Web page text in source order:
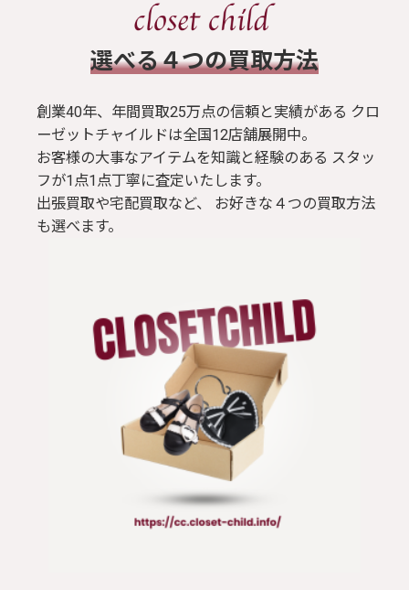
​選べる４つの買取方法
創業40年、年間買取25万点の信頼と実績がある クロ
ーゼットチャイルドは全国12店舗展開中。
お客様の大事なアイテムを知識と経験のある スタッ
フが1点1点丁寧に査定いたします。
出張買取や宅配買取など、 お好きな４つの買取方法
も選べます。